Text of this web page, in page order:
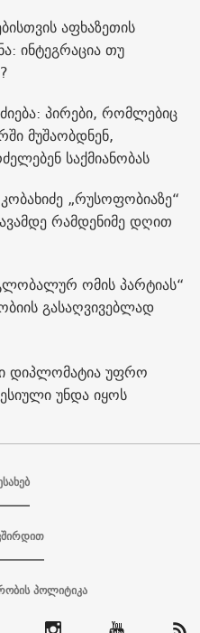
აფხაზეთის
ინტეგრაცია თუ
პირები, რომლებიც
მუშაობდნენ,
საქმიანობას
„რუსოფობიაზე“
რამდენიმე დღით
ომის პარტიას“
გასაღვივებლად
დიპლომატია უფრო
უნდა იყოს
პოლიტიკა